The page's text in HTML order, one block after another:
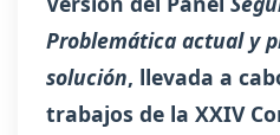
Problemática actual y
solución, llevada a
trabajos de la XXIV